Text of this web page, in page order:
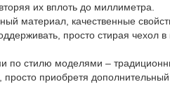
их вплоть до миллиметра.
материал, качественные
просто стирая чехол
по стилю моделями –
приобретя